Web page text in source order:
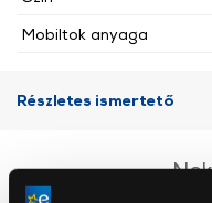
Mobiltok anyaga
Részletes ismertető